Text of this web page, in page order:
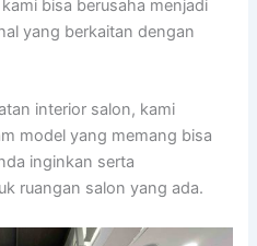
bisa berusaha menjadi
yang berkaitan dengan
interior salon, kami
model yang memang bisa
inginkan serta
ruangan salon yang ada.